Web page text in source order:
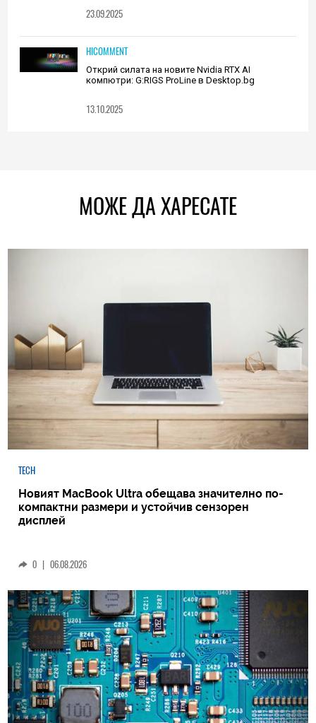
23.09.2025
HICOMMENT
Открий силата на новите Nvidia RTX AI
компютри: G:RIGS ProLine в Desktop.bg
13.10.2025
МОЖЕ ДА ХАРЕСАТЕ
TECH
Новият MacBook Ultra обещава значително по-
компактни размери и устойчив сензорен
дисплей
0 | 06.08.2026